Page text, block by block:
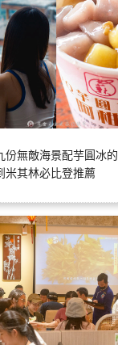
份無敵海景配芋圓冰
米其林必比登推薦